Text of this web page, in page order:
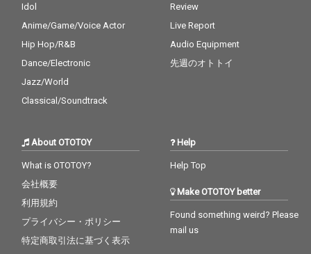
Idol
Anime/Game/Voice Actor
Hip Hop/R&B
Dance/Electronic
Jazz/World
Classical/Soundtrack
Review
Live Report
Audio Equipment
先週のオトトイ
About OTOTOY
What is OTOTOY?
会社概要
利用規約
プライバシー・ポリシー
特定商取引法に基づく表示
Help
Help Top
Make OTOTOY better
Found something weird? Please
mail us